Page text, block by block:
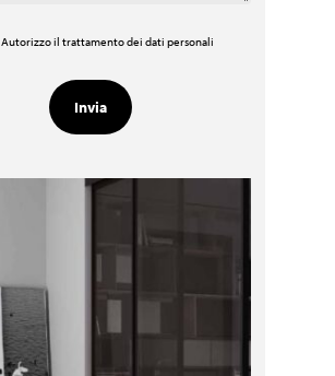
Autorizzo il trattamento dei dati personali